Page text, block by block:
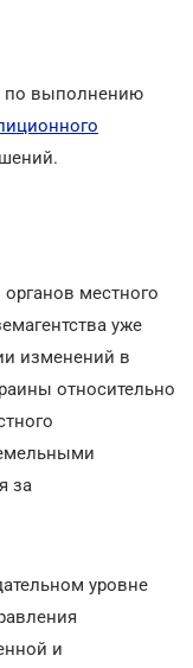
по выполнению
местного
уже
изменений в
относительно
за
уровне
и